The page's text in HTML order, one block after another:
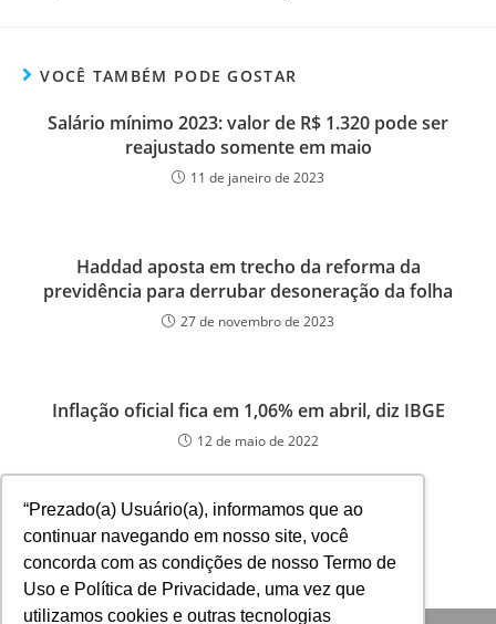
“Prezado(a) Usuário(a), informamos que ao
continuar navegando em nosso site, você
concorda com as condições de nosso Termo de
Uso e Política de Privacidade, uma vez que
utilizamos cookies e outras tecnologias
VOCÊ TAMBÉM PODE GOSTAR
Salário mínimo 2023: valor de R$ 1.320 pode ser
reajustado somente em maio
11 de janeiro de 2023
Haddad aposta em trecho da reforma da
previdência para derrubar desoneração da folha
27 de novembro de 2023
Inflação oficial fica em 1,06% em abril, diz IBGE
12 de maio de 2022